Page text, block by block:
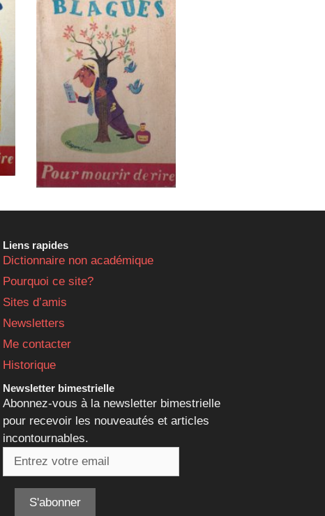
Liens rapides
Dictionnaire non académique
Pourquoi ce site?
Sites d’amis
Newsletters
Me contacter
Historique
Newsletter bimestrielle
Abonnez-vous à la newsletter bimestrielle
pour recevoir les nouveautés et articles
incontournables.